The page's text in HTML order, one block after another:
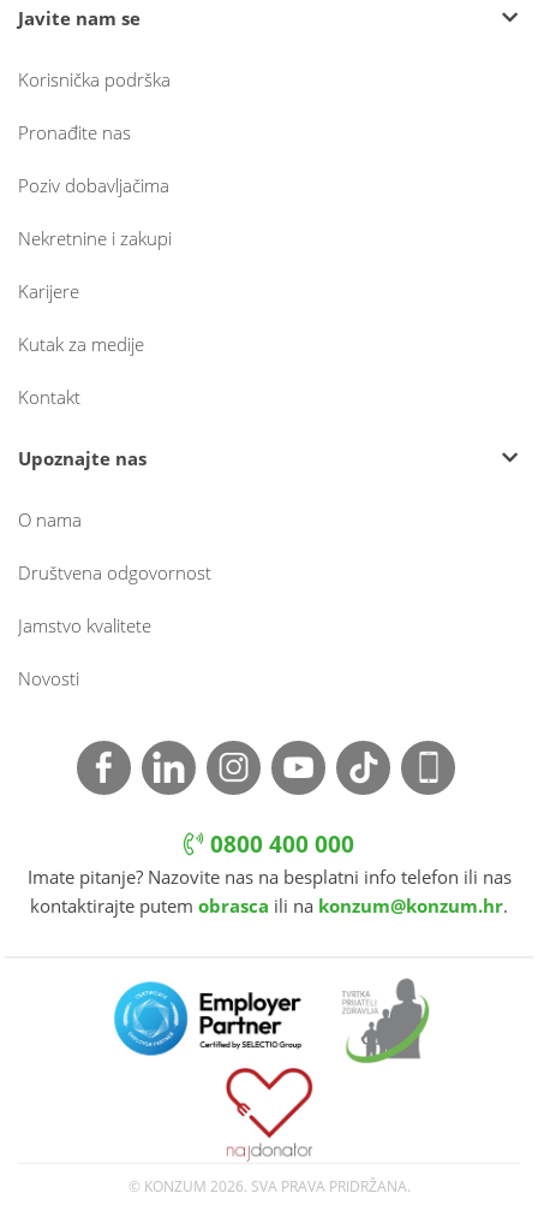
Javite nam se
Korisnička podrška
Pronađite nas
Poziv dobavljačima
Nekretnine i zakupi
Karijere
Kutak za medije
Kontakt
Upoznajte nas
O nama
Društvena odgovornost
Jamstvo kvalitete
Novosti
0800 400 000
Imate pitanje? Nazovite nas na besplatni info telefon ili nas
kontaktirajte putem obrasca ili na konzum@konzum.hr.
© KONZUM 2026. SVA PRAVA PRIDRŽANA.